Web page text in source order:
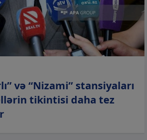
və “Nizami” stansiyaları
tikintisi daha tez